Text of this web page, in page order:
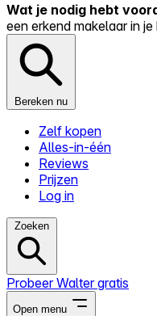
Wat je nodig hebt
een erkend makelaar in
Bereken nu
Zelf kopen
Alles-in-één
Reviews
Prijzen
Log in
Zoeken
Probeer Walter gratis
Open menu